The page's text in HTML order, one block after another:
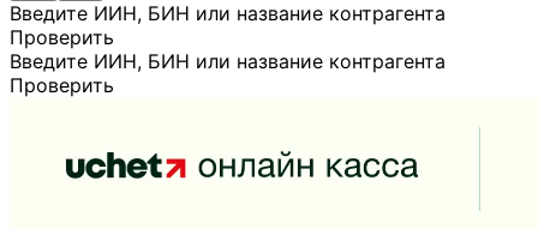
Введите ИИН, БИН или название контрагента
Проверить
Введите ИИН, БИН или название контрагента
Проверить